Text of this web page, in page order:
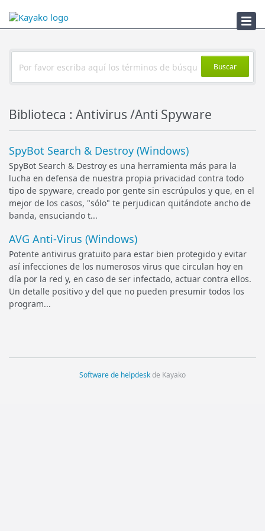
Solucionador
Buscar
Biblioteca : Antivirus /Anti Spyware
SpyBot Search & Destroy (Windows)
SpyBot Search & Destroy es una herramienta más para la
lucha en defensa de nuestra propia privacidad contra todo
tipo de spyware, creado por gente sin escrúpulos y que, en el
mejor de los casos, "sólo" te perjudican quitándote ancho de
banda, ensuciando t...
AVG Anti-Virus (Windows)
Potente antivirus gratuito para estar bien protegido y evitar
así infecciones de los numerosos virus que circulan hoy en
día por la red y, en caso de ser infectado, actuar contra ellos.
Un detalle positivo y del que no pueden presumir todos los
program...
Software de helpdeskde Kayako